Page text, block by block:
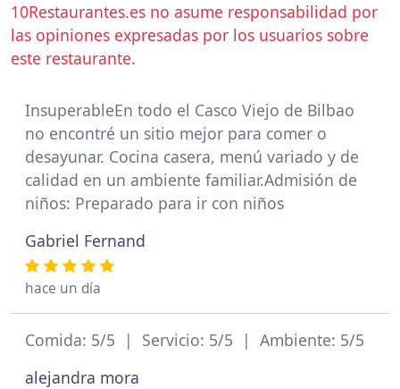
10Restaurantes.es no asume responsabilidad por
las opiniones expresadas por los usuarios sobre
este restaurante.
InsuperableEn todo el Casco Viejo de Bilbao
no encontré un sitio mejor para comer o
desayunar. Cocina casera, menú variado y de
calidad en un ambiente familiar.Admisión de
niños: Preparado para ir con niños
Gabriel Fernand
hace un día
Comida: 5/5 | Servicio: 5/5 | Ambiente: 5/5
alejandra mora